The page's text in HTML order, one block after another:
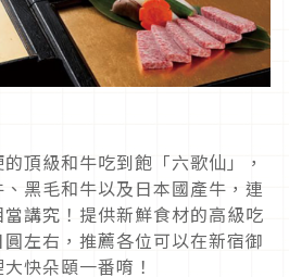
頂級和牛吃到飽「六歌仙」，
黑毛和牛以及日本國產牛，連
講究！提供新鮮食材的高級吃
左右，推薦各位可以在新宿御
快朵頤一番唷！